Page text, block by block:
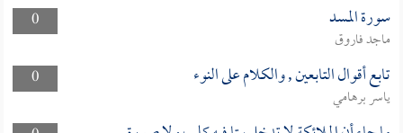
0
سورة المسد
ماجد فاروق
0
تابع أقوال التابعين , والكلام على النوء
ياسر برهامي